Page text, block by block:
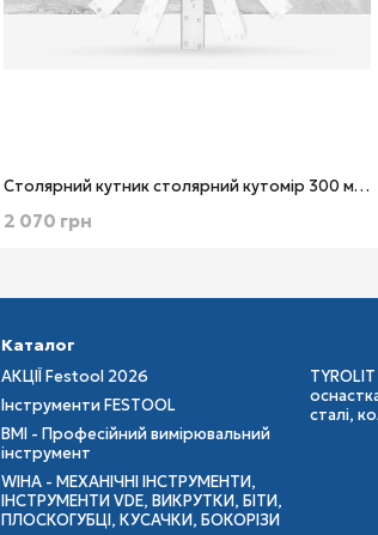
Столярний кутник столярний кутомір 300 мм х 120 мм 8 в 1 BMI 716300162
2 070 грн
Каталог
АКЦІЇ Festool 2026
Інструменти FESTOOL
BMI - Професійний вимірювальний
інструмент
WIHA - МЕХАНІЧНІ ІНСТРУМЕНТИ,
ІНСТРУМЕНТИ VDE, ВИКРУТКИ, БІТИ,
ПЛОСКОГУБЦІ, КУСАЧКИ, БОКОРІЗИ
сталі,